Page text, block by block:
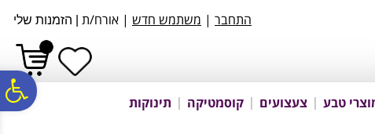
נגישות
אתר
המרכזי
התחבר | משתמש חדש | אורח/ת הזמנות שלי
טבע צעצועים קוסמטיקה תינוקות